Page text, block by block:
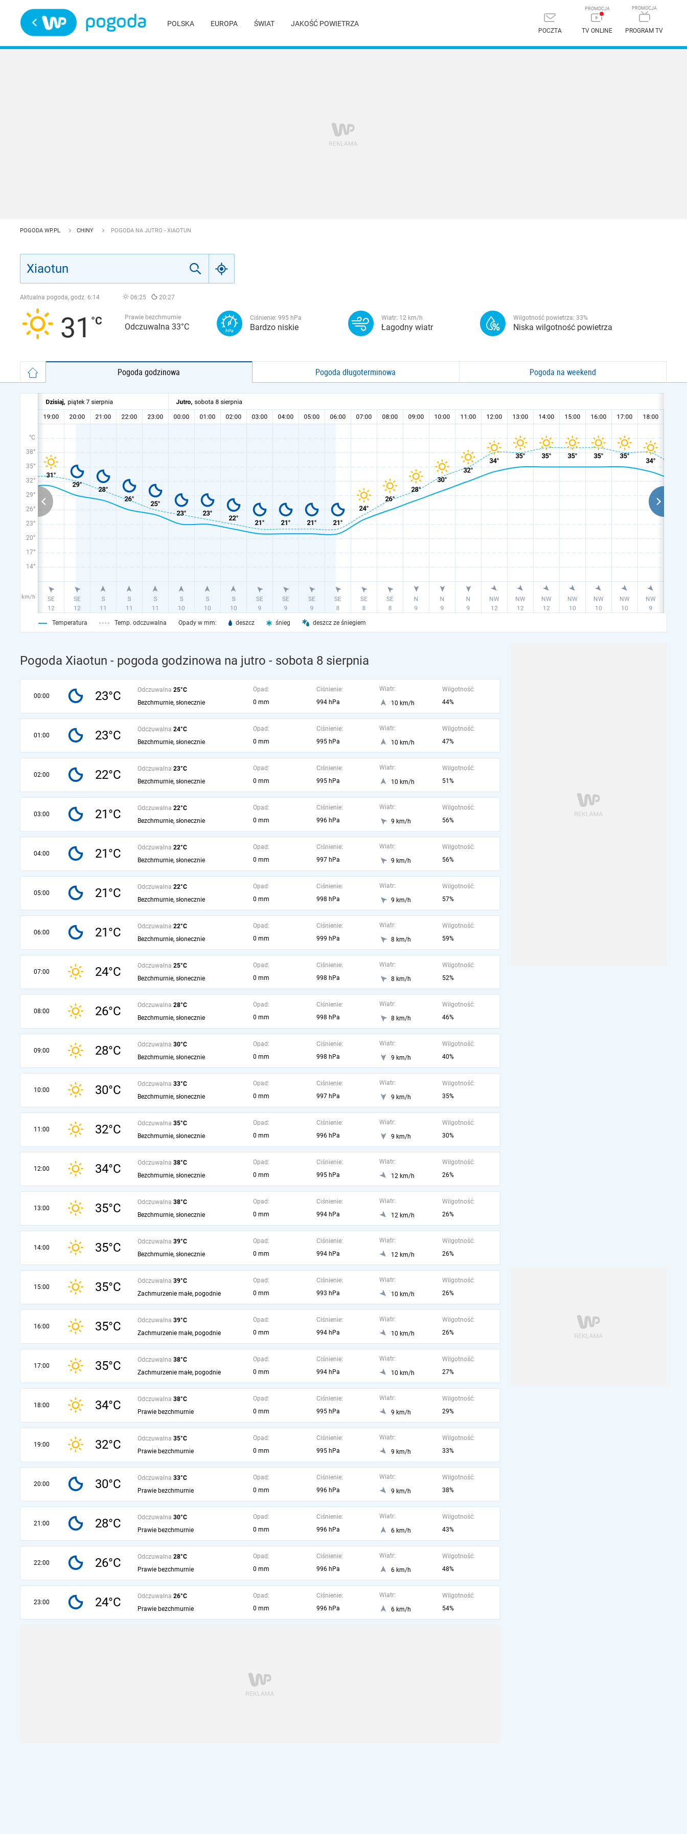
POLSKA EUROPA ŚWIAT JAKOŚĆ POWIETRZA
POCZTA TV ONLINE PROGRAM TV
POGODA WP.PL CHINY POGODA NA JUTRO - XIAOTUN
Aktualna pogoda, godz. 6:14 06:25 20:27
31 Prawie bezchmurnie
Odczuwalna 33°C
Ciśnienie: 995 hPa
Bardzo niskie
Wiatr: 12 km/h
Łagodny wiatr
Wilgotność powietrza: 33%
Niska wilgotność powietrza
Pogoda godzinowa Pogoda długoterminowa Pogoda na weekend
°C
38°
35°
32°
29°
26°
23°
20°
17°
14°
km/h
Temperatura Temp. odczuwalna Opady w mm: deszcz śnieg deszcz ze śniegiem
Pogoda Xiaotun - pogoda godzinowa na jutro - sobota 8 sierpnia
00:00 23°C Odczuwalna 25°C
Bezchmurnie, słonecznie
Opad:
0 mm
Ciśnienie:
994 hPa
Wiatr:
10 km/h
Wilgotność:
44%
01:00 23°C Odczuwalna 24°C
Bezchmurnie, słonecznie
Opad:
0 mm
Ciśnienie:
995 hPa
Wiatr:
10 km/h
Wilgotność:
47%
02:00 22°C Odczuwalna 23°C
Bezchmurnie, słonecznie
Opad:
0 mm
Ciśnienie:
995 hPa
Wiatr:
10 km/h
Wilgotność:
51%
03:00 21°C Odczuwalna 22°C
Bezchmurnie, słonecznie
Opad:
0 mm
Ciśnienie:
996 hPa
Wiatr:
9 km/h
Wilgotność:
56%
04:00 21°C Odczuwalna 22°C
Bezchmurnie, słonecznie
Opad:
0 mm
Ciśnienie:
997 hPa
Wiatr:
9 km/h
Wilgotność:
56%
05:00 21°C Odczuwalna 22°C
Bezchmurnie, słonecznie
Opad:
0 mm
Ciśnienie:
998 hPa
Wiatr:
9 km/h
Wilgotność:
57%
06:00 21°C Odczuwalna 22°C
Bezchmurnie, słonecznie
Opad:
0 mm
Ciśnienie:
999 hPa
Wiatr:
8 km/h
Wilgotność:
59%
07:00 24°C Odczuwalna 25°C
Bezchmurnie, słonecznie
Opad:
0 mm
Ciśnienie:
998 hPa
Wiatr:
8 km/h
Wilgotność:
52%
08:00 26°C Odczuwalna 28°C
Bezchmurnie, słonecznie
Opad:
0 mm
Ciśnienie:
998 hPa
Wiatr:
8 km/h
Wilgotność:
46%
09:00 28°C Odczuwalna 30°C
Bezchmurnie, słonecznie
Opad:
0 mm
Ciśnienie:
998 hPa
Wiatr:
9 km/h
Wilgotność:
40%
10:00 30°C Odczuwalna 33°C
Bezchmurnie, słonecznie
Opad:
0 mm
Ciśnienie:
997 hPa
Wiatr:
9 km/h
Wilgotność:
35%
11:00 32°C Odczuwalna 35°C
Bezchmurnie, słonecznie
Opad:
0 mm
Ciśnienie:
996 hPa
Wiatr:
9 km/h
Wilgotność:
30%
12:00 34°C Odczuwalna 38°C
Bezchmurnie, słonecznie
Opad:
0 mm
Ciśnienie:
995 hPa
Wiatr:
12 km/h
Wilgotność:
26%
13:00 35°C Odczuwalna 38°C
Bezchmurnie, słonecznie
Opad:
0 mm
Ciśnienie:
994 hPa
Wiatr:
12 km/h
Wilgotność:
26%
14:00 35°C Odczuwalna 39°C
Bezchmurnie, słonecznie
Opad:
0 mm
Ciśnienie:
994 hPa
Wiatr:
12 km/h
Wilgotność:
26%
15:00 35°C Odczuwalna 39°C
Zachmurzenie małe, pogodnie
Opad:
0 mm
Ciśnienie:
993 hPa
Wiatr:
10 km/h
Wilgotność:
26%
16:00 35°C Odczuwalna 39°C
Zachmurzenie małe, pogodnie
Opad:
0 mm
Ciśnienie:
994 hPa
Wiatr:
10 km/h
Wilgotność:
26%
17:00 35°C Odczuwalna 38°C
Zachmurzenie małe, pogodnie
Opad:
0 mm
Ciśnienie:
994 hPa
Wiatr:
10 km/h
Wilgotność:
27%
18:00 34°C Odczuwalna 38°C
Prawie bezchmurnie
Opad:
0 mm
Ciśnienie:
995 hPa
Wiatr:
9 km/h
Wilgotność:
29%
19:00 32°C Odczuwalna 35°C
Prawie bezchmurnie
Opad:
0 mm
Ciśnienie:
995 hPa
Wiatr:
9 km/h
Wilgotność:
33%
20:00 30°C Odczuwalna 33°C
Prawie bezchmurnie
Opad:
0 mm
Ciśnienie:
996 hPa
Wiatr:
9 km/h
Wilgotność:
38%
21:00 28°C Odczuwalna 30°C
Prawie bezchmurnie
Opad:
0 mm
Ciśnienie:
996 hPa
Wiatr:
6 km/h
Wilgotność:
43%
22:00 26°C Odczuwalna 28°C
Prawie bezchmurnie
Opad:
0 mm
Ciśnienie:
996 hPa
Wiatr:
6 km/h
Wilgotność:
48%
23:00 24°C Odczuwalna 26°C
Prawie bezchmurnie
Opad:
0 mm
Ciśnienie:
996 hPa
Wiatr:
6 km/h
Wilgotność:
54%